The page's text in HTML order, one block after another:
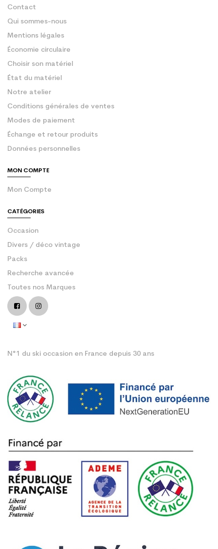
Contact
Qui sommes-nous
Mentions légales
Économie circulaire
Choisir son matériel
État du matériel
Notre atelier
Conditions générales de ventes
Modes de paiement
Échange et retour produits
Données personnelles
MON COMPTE
Mon Compte
CATÉGORIES
Occasion
Divers / déco vintage
Packs
Recherche avancée
Toutes nos Marques
N°1 du ski occasion en France depuis 30 ans